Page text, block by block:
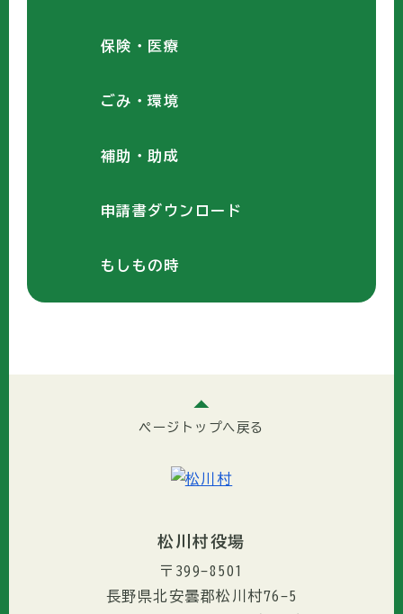
保険・医療
ごみ・環境
補助・助成
申請書ダウンロード
もしもの時
ページトップへ戻る
松川村役場
〒399-8501
長野県北安曇郡松川村76-5